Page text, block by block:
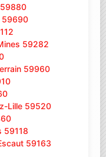
59690
59282
59960
Lille 59520
59118
59163